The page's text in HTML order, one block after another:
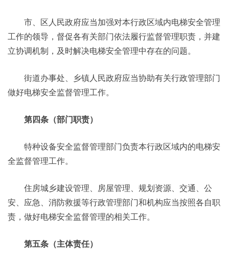
市、区人民政府应当加强对本行政区域内电梯安全管理
工作的领导，督促各有关部门依法履行监督管理职责，并建
立协调机制，及时解决电梯安全管理中存在的问题。
街道办事处、乡镇人民政府应当协助有关行政管理部门
做好电梯安全监督管理工作。
第四条（部门职责）
特种设备安全监督管理部门负责本行政区域内的电梯安
全监督管理工作。
住房城乡建设管理、房屋管理、规划资源、交通、公
安、应急、消防救援等行政管理部门和机构应当按照各自职
责，做好电梯安全监督管理的相关工作。
第五条（主体责任）